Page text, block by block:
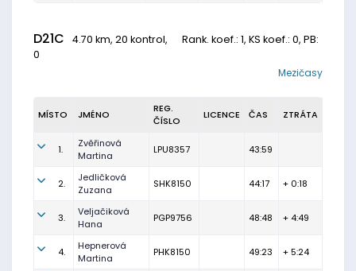
D21C 4.70 km, 20 kontrol, Rank. koef.: 1, KS koef.: 0, PB:
0
Mezičasy
MÍSTO JMÉNO
REG.
ČÍSLO
LICENCE ČAS ZTRÁTA
1.
Zvěřinová
Martina
LPU8357 43:59
2.
Jedličková
Zuzana
SHK8150 44:17 + 0:18
3.
Veljačiková
Hana
PGP9756 48:48 + 4:49
4.
Hepnerová
Martina
PHK8150 49:23 + 5:24